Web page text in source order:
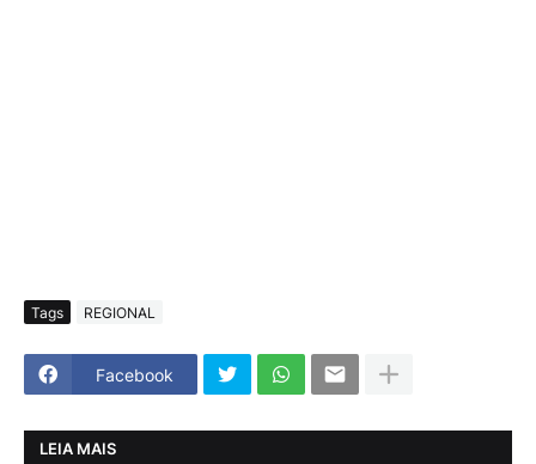
Tags REGIONAL
Facebook
LEIA MAIS